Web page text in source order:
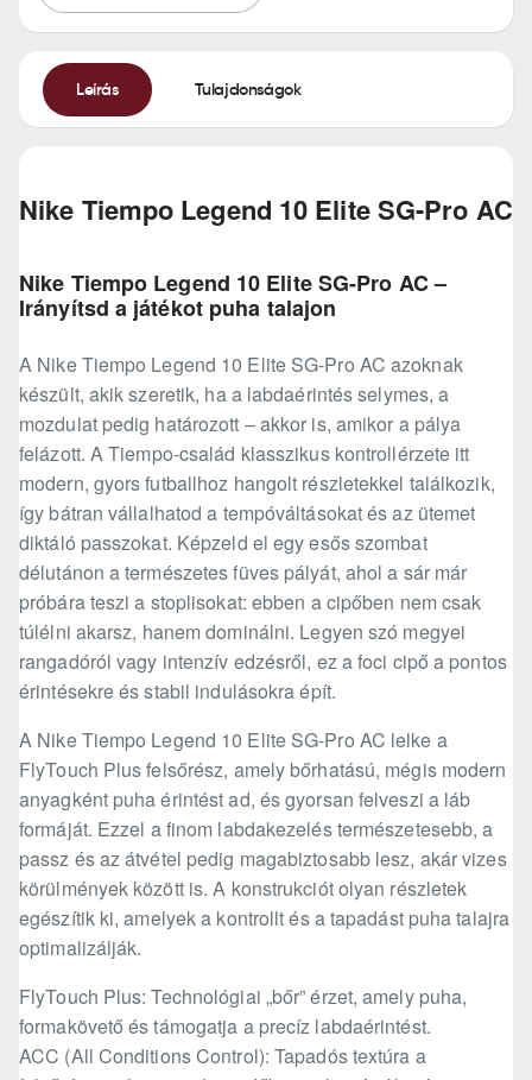
Leírás Tulajdonságok
Nike Tiempo Legend 10 Elite SG-Pro AC
Nike Tiempo Legend 10 Elite SG-Pro AC –
Irányítsd a játékot puha talajon
A Nike Tiempo Legend 10 Elite SG-Pro AC azoknak
készült, akik szeretik, ha a labdaérintés selymes, a
mozdulat pedig határozott – akkor is, amikor a pálya
felázott. A Tiempo-család klasszikus kontrollérzete itt
modern, gyors futballhoz hangolt részletekkel találkozik,
így bátran vállalhatod a tempóváltásokat és az ütemet
diktáló passzokat. Képzeld el egy esős szombat
délutánon a természetes füves pályát, ahol a sár már
próbára teszi a stoplisokat: ebben a cipőben nem csak
túlélni akarsz, hanem dominálni. Legyen szó megyei
rangadóról vagy intenzív edzésről, ez a foci cipő a pontos
érintésekre és stabil indulásokra épít.
A Nike Tiempo Legend 10 Elite SG-Pro AC lelke a
FlyTouch Plus felsőrész, amely bőrhatású, mégis modern
anyagként puha érintést ad, és gyorsan felveszi a láb
formáját. Ezzel a finom labdakezelés természetesebb, a
passz és az átvétel pedig magabiztosabb lesz, akár vizes
körülmények között is. A konstrukciót olyan részletek
egészítik ki, amelyek a kontrollt és a tapadást puha talajra
optimalizálják.
FlyTouch Plus: Technológiai „bőr” érzet, amely puha,
formakövető és támogatja a precíz labdaérintést.
ACC (All Conditions Control): Tapadós textúra a